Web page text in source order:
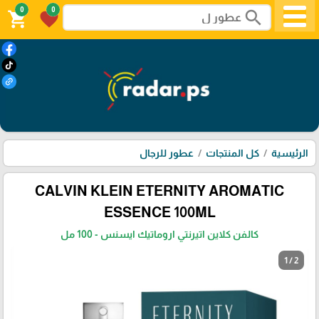
search
0
favorite
0
shopping_cart
الرئيسية كل المنتجات عطور للرجال
CALVIN KLEIN ETERNITY AROMATIC
ESSENCE 100ML
كالفن كلاين اتيرنتي اروماتيك ايسنس - 100 مل
1 / 2